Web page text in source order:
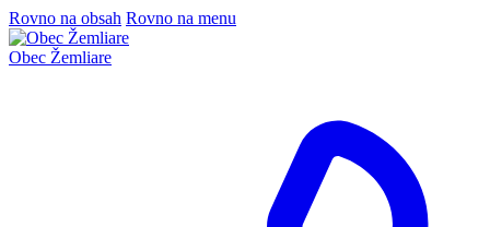
Rovno na obsah Rovno na menu
Obec Žemliare